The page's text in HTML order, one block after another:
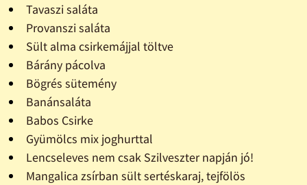
Tavaszi saláta
Provanszi saláta
Sült alma csirkemájjal töltve
Bárány pácolva
Bögrés sütemény
Banánsaláta
Babos Csirke
Gyümölcs mix joghurttal
Lencseleves nem csak Szilveszter napján jó!
Mangalica zsírban sült sertéskaraj, tejfölös